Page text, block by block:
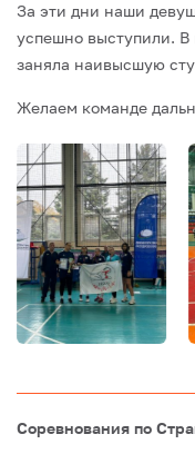
За эти дни наши
успешно выступили. В
заняла наивысшую
Желаем команде
Соревнования по